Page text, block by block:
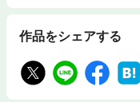
作品をシェアする